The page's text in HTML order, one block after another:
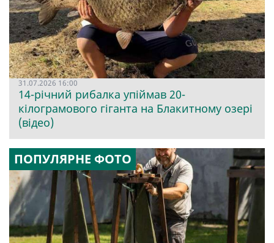
31.07.2026 16:00
14-річний рибалка упіймав 20-
кілограмового гіганта на Блакитному озері
(відео)
ПОПУЛЯРНЕ ФОТО